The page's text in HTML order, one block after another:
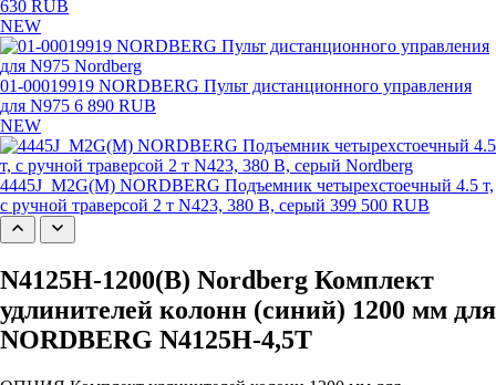
630 RUB
NEW
01-00019919 NORDBERG Пульт дистанционного управления
для N975 6 890 RUB
NEW
4445J_M2G(M) NORDBERG Подъемник четырехстоечный 4.5 т,
с ручной траверсой 2 т N423, 380 В, серый 399 500 RUB
N4125H-1200(B) Nordberg Комплект
удлинителей колонн (синий) 1200 мм для
NORDBERG N4125H-4,5T